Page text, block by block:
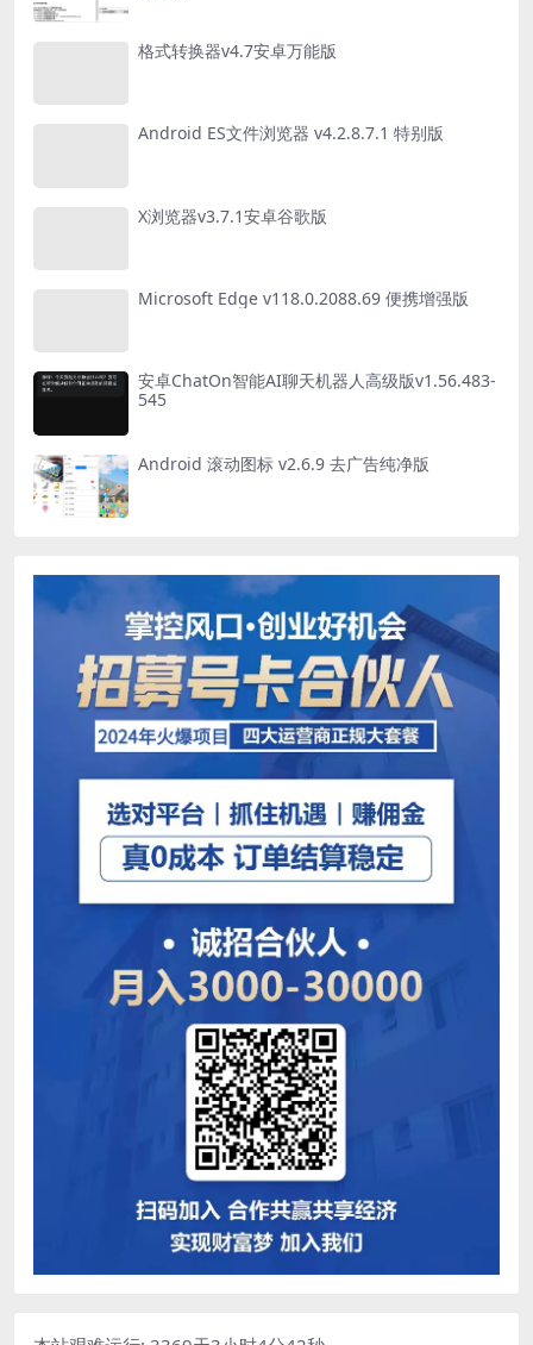
格式转换器v4.7安卓万能版
Android ES文件浏览器 v4.2.8.7.1 特别版
X浏览器v3.7.1安卓谷歌版
Microsoft Edge v118.0.2088.69 便携增强版
安卓ChatOn智能AI聊天机器人高级版v1.56.483-
545
Android 滚动图标 v2.6.9 去广告纯净版